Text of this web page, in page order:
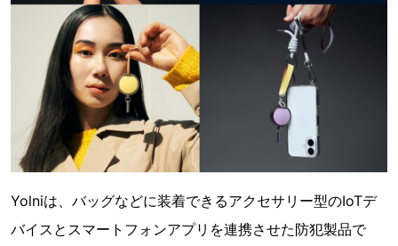
Yolniは、バッグなどに装着できるアクセサリー型のIoTデ
バイスとスマートフォンアプリを連携させた防犯製品で